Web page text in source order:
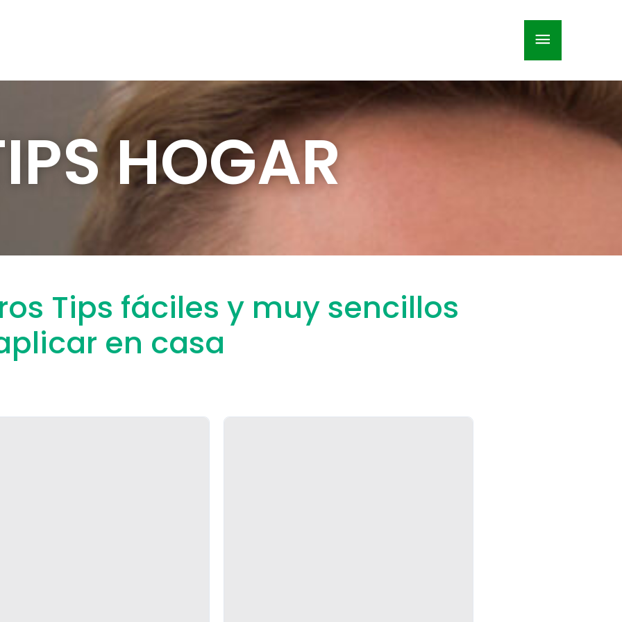
Menú
principal
HOGAR
Tips fáciles y muy sencillos
en casa